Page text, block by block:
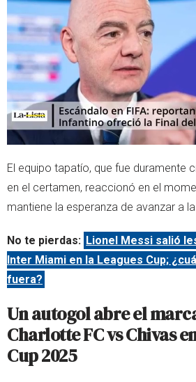
El equipo tapatío, que fue duramente
en el certamen, reaccionó en el
mantiene la esperanza de avanzar a
No te pierdas: Lionel Messi salió
Inter Miami en la Leagues Cup;
fuera?
Un autogol abre el
Charlotte FC vs Chivas
Cup 2025